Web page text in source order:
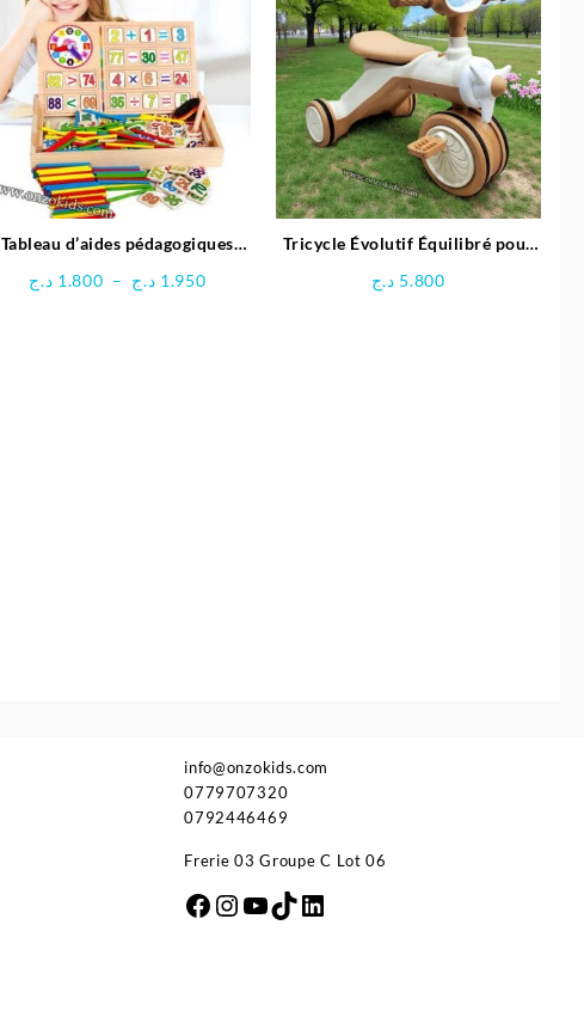
Tableau d’aides pédagogiques
1.800 د.ج – 1.950 د.ج
Plage
Tricycle Évolutif Équilibré pour
5.800 د.ج
info@onzokids.com
0779707320
0792446469
Frerie 03 Groupe C Lot 06
Facebook
Instagram
YouTube
TikTok
LinkedIn